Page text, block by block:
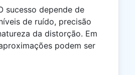
sucesso depende de
de ruído, precisão
da distorção. Em
podem ser